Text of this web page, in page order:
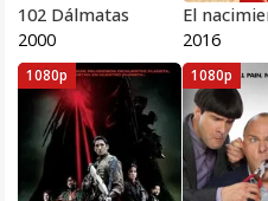
102 Dálmatas
2000 2016
1080p 1080p